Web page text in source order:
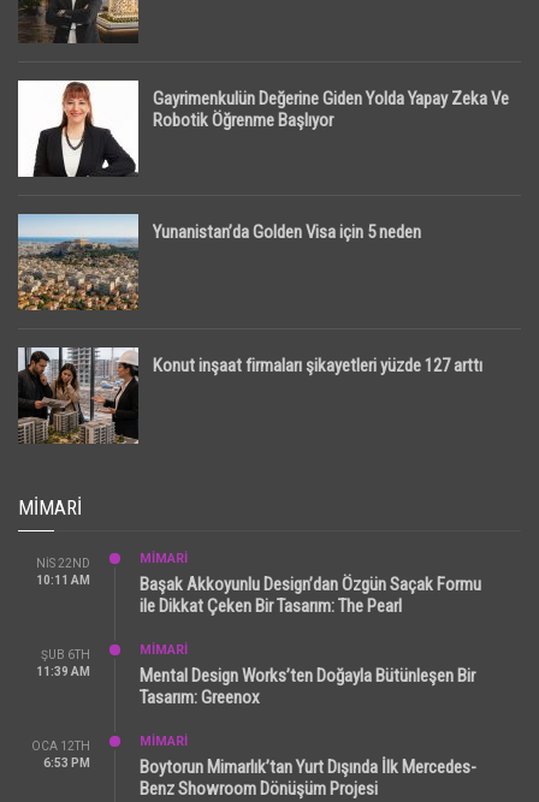
Gayrimenkulün Değerine Giden Yolda Yapay Zeka Ve
Robotik Öğrenme Başlıyor
Yunanistan’da Golden Visa için 5 neden
Konut inşaat firmaları şikayetleri yüzde 127 arttı
MIMARI
NIS 22ND
10:11 AM
MİMARİ
Başak Akkoyunlu Design’dan Özgün Saçak Formu
ile Dikkat Çeken Bir Tasarım: The Pearl
ŞUB 6TH
11:39 AM
MİMARİ
Mental Design Works’ten Doğayla Bütünleşen Bir
Tasarım: Greenox
OCA 12TH
6:53 PM
MİMARİ
Boytorun Mimarlık’tan Yurt Dışında İlk Mercedes-
Benz Showroom Dönüşüm Projesi